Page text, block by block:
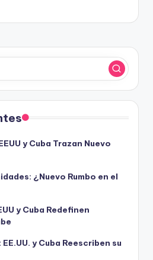
y Cuba Trazan Nuevo
¿Nuevo Rumbo en el
y Cuba Redefinen
y Cuba Reescriben su